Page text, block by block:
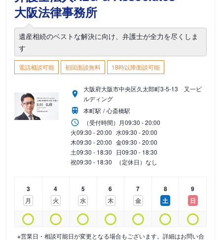
大阪法律事務所
遺産相続のベストな解決に向け、弁護士が全力を尽くしま
す
電話相談可能 初回面談無料 18時以降面談可能
大阪府大阪市中央区久太郎町3-5-13 又一ビ
ルディング
本町駅
心斎橋駅
（受付時間） 月09:30 - 20:00
火09:30 - 20:00 水09:30 - 20:00
木09:30 - 20:00 金09:30 - 20:00
土09:30 - 18:30 日09:30 - 18:30
祝09:30 - 18:30 （定休日）なし
3
月
4
火
5
水
6
木
7
金
8
土
9
日
※営業日・相談可能日が変更となる場合もございます。詳細はお問い合